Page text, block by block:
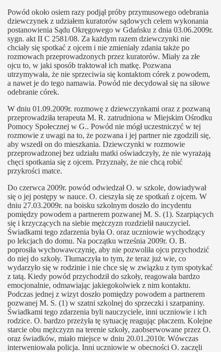
Powód około osiem razy podjął próby przymusowego odebrania
dziewczynek z udziałem kuratorów sądowych celem wykonania
postanowienia Sądu Okręgowego w Gdańsku z dnia 03.06.2009r.
sygn. akt II C 2581/08. Za każdym razem dziewczynki nie
chciały się spotkać z ojcem i nie zmieniały zdania także po
rozmowach przeprowadzonych przez kuratorów. Miały za złe
ojcu to, w jaki sposób traktował ich matkę. Pozwana
utrzymywała, że nie sprzeciwia się kontaktom córek z powodem,
a nawet je do tego namawia. Powód nie decydował się na siłowe
odebranie córek.
W dniu 01.09.2009r. rozmowę z dziewczynkami oraz z pozwaną
przeprowadziła terapeuta M. R. zatrudniona w Miejskim Ośrodku
Pomocy Społecznej w G.. Powód nie mógł uczestniczyć w tej
rozmowie z uwagi na to, że pozwana i jej partner nie zgodzili się,
aby wszedł on do mieszkania. Dziewczynki w rozmowie
przeprowadzonej bez udziału matki oświadczyły, że nie wyrażają
chęci spotkania się z ojcem. Przyznały, że nie chcą robić
przykrości matce.
Do czerwca 2009r. powód odwiedzał O. w szkole, dowiadywał
się o jej postępy w nauce. O. cieszyła się ze spotkań z ojcem. W
dniu 27.03.2009r. na boisku szkolnym doszło do incydentu
pomiędzy powodem a partnerem pozwanej M. S. (1). Szarpiących
się i krzyczących na siebie mężczyzn rozdzielił nauczyciel.
Świadkami tego zdarzenia była O. oraz uczniowie wychodzący
po lekcjach do domu. Na początku września 2009r. O. B.
poprosiła wychowawczynię, aby nie pozwoliła ojcu przychodzić
do niej do szkoły. Tłumaczyła to tym, że teraz już wie, co
wydarzyło się w rodzinie i nie chce się w związku z tym spotykać
z tatą. Kiedy powód przychodził do szkoły, reagowała bardzo
emocjonalnie, odmawiając jakiegokolwiek z nim kontaktu.
Podczas jednej z wizyt doszło pomiędzy powodem a partnerem
pozwanej M. S. (1) w szatni szkolnej do sprzeczki i szarpaniny.
Świadkami tego zdarzenia byli nauczyciele, inni uczniowie i ich
rodzice. O. bardzo przeżyła tę sytuację reagując płaczem. Kolejne
starcie obu mężczyzn na terenie szkoły, zaobserwowane przez O.
oraz świadków, miało miejsce w dniu 20.01.2010r. Wówczas
interweniowała policja. Inni uczniowie w obecności O. zaczęli